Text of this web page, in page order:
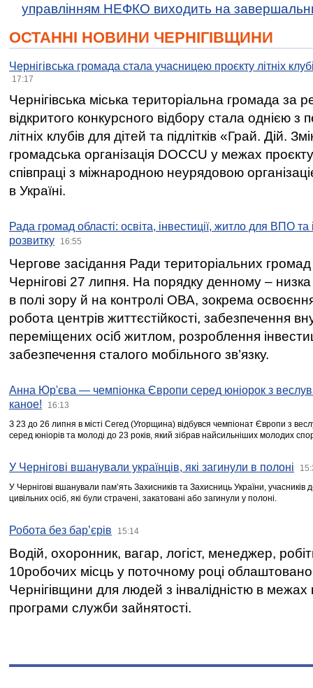
управлінням НЕФКО виходить на
ОСТАННІ НОВИНИ ЧЕРНІГІВЩИНИ
Чернігівська громада стала учасницею проєкту літніх
17:17
Чернігівська міська територіальна громада за
відкритого конкурсного відбору стала однією
літніх клубів для дітей та підлітків «Грай. Дій.
громадська організація DOCCU у межах
співпраці з міжнародною неурядовою
в Україні.
Рада громад області: освіта, інвестиції, житло для ВПО
розвитку
16:55
Чергове засідання Ради територіальних громад
Чернігові 27 липня. На порядку денному –
в полі зору й на контролі ОВА, зокрема освоєння
робота центрів життєстійкості, забезпечення
переміщених осіб житлом, розроблення
забезпечення сталого мобільного зв’язку.
Анна Юр'єва — чемпіонка Європи серед юніорок з
каное!
16:13
З 23 до 26 липня в місті Сегед (Угорщина) відбувся чемпіонат Європи з
серед юніорів та молоді до 23 років, який зібрав найсильніших молодих
У Чернігові вшанували українців, які загинули в полоні
У Чернігові вшанували пам’ять Захисників та Захисниць України,
цивільних осіб, які були страчені, закатовані або загинули у полоні.
Робота без бар’єрів 15:14
Водій, охоронник, вагар, логіст, менеджер,
10робочих місць у поточному році
Чернігівщини для людей з інвалідністю в межах
програми служби зайнятості.